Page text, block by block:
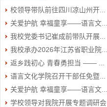
校领导带队前往四川凉山州开...
关爱护航 幸福童享——语言文...
我校党委书记崔成前带队开展...
我校承办2026年江苏省职业院...
返乡践初心 青春勇担当 —— ...
语言文化学院召开干部任免暨...
关爱护航 幸福童享——语言文...
学校领导对我院开展专题调研会